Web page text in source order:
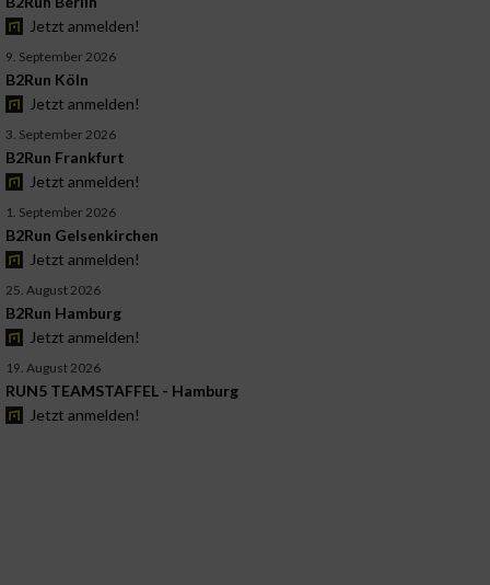
Jetzt anmelden!
9. September 2026
B2Run Köln
Jetzt anmelden!
3. September 2026
B2Run Frankfurt
Jetzt anmelden!
1. September 2026
B2Run Gelsenkirchen
Jetzt anmelden!
25. August 2026
B2Run Hamburg
Jetzt anmelden!
19. August 2026
RUN5 TEAMSTAFFEL - Hamburg
Jetzt anmelden!